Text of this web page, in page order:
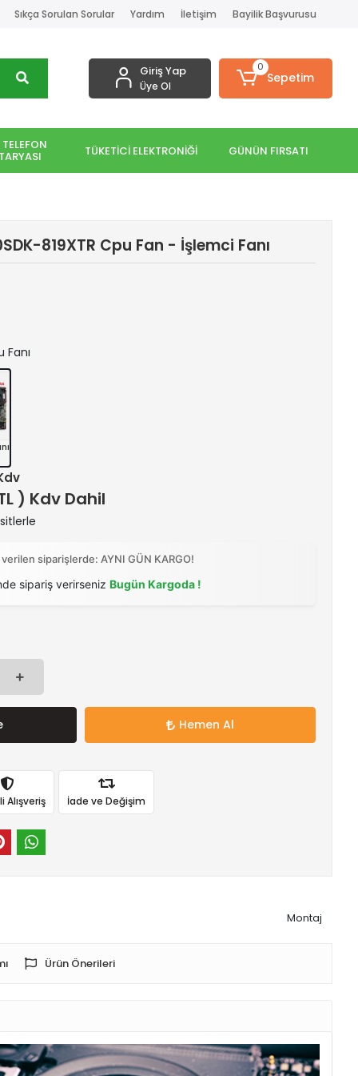
Sıkça Sorulan Sorular Yardım İletişim Bayilik Başvurusu
Giriş Yap
Üye Ol
0
Sepetim
TÜKETİCİ ELEKTRONİĞİ GÜNÜN FIRSATI
819XTR Cpu Fan - İşlemci Fanı
) Kdv Dahil
siparişlerde: AYNI GÜN KARGO!
sipariş verirseniz Bugün Kargoda !
Hemen Al
Alışveriş İade ve Değişim
Montaj
Ürün Önerileri